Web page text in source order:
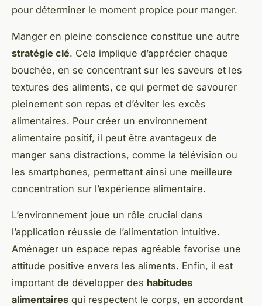
pour déterminer le moment propice pour manger.
Manger en pleine conscience constitue une autre
stratégie clé. Cela implique d’apprécier chaque
bouchée, en se concentrant sur les saveurs et les
textures des aliments, ce qui permet de savourer
pleinement son repas et d’éviter les excès
alimentaires. Pour créer un environnement
alimentaire positif, il peut être avantageux de
manger sans distractions, comme la télévision ou
les smartphones, permettant ainsi une meilleure
concentration sur l’expérience alimentaire.
L’environnement joue un rôle crucial dans
l’application réussie de l’alimentation intuitive.
Aménager un espace repas agréable favorise une
attitude positive envers les aliments. Enfin, il est
important de développer des habitudes
alimentaires qui respectent le corps, en accordant